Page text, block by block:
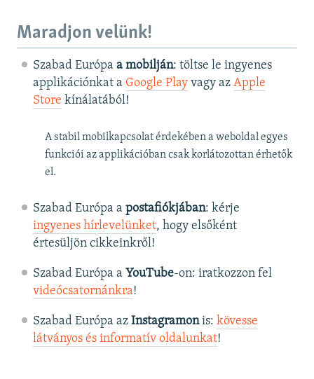
Maradjon velünk!
Szabad Európa a mobilján: töltse le ingyenes
applikációnkat a Google Playvagy az Apple
Store kínálatából!
A stabil mobilkapcsolat érdekében a weboldal egyes
funkciói az applikációban csak korlátozottan érhetők
el.
Szabad Európa a postafiókjában: kérje
ingyenes hírlevelünket, hogy elsőként
értesüljön cikkeinkről!
Szabad Európa a YouTube-on: iratkozzon fel
videócsatornánkra!
Szabad Európa az Instagramonis: kövesse
látványos és informatív oldalunkat! ​